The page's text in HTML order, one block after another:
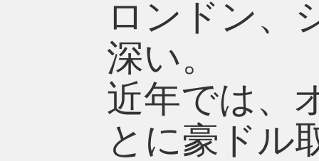
ロンドン、
深い。
近年では、
とに豪ドル